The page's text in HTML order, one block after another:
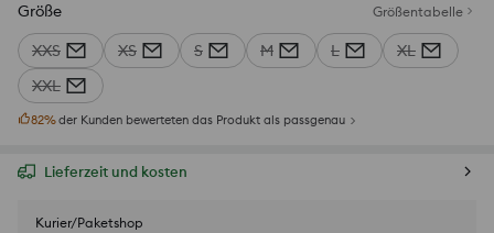
Größe Größentabelle
XXS XS S M L
XL
XXL
82%der Kunden bewerteten das Produkt als passgenau
Lieferzeit und kosten
Kurier/Paketshop